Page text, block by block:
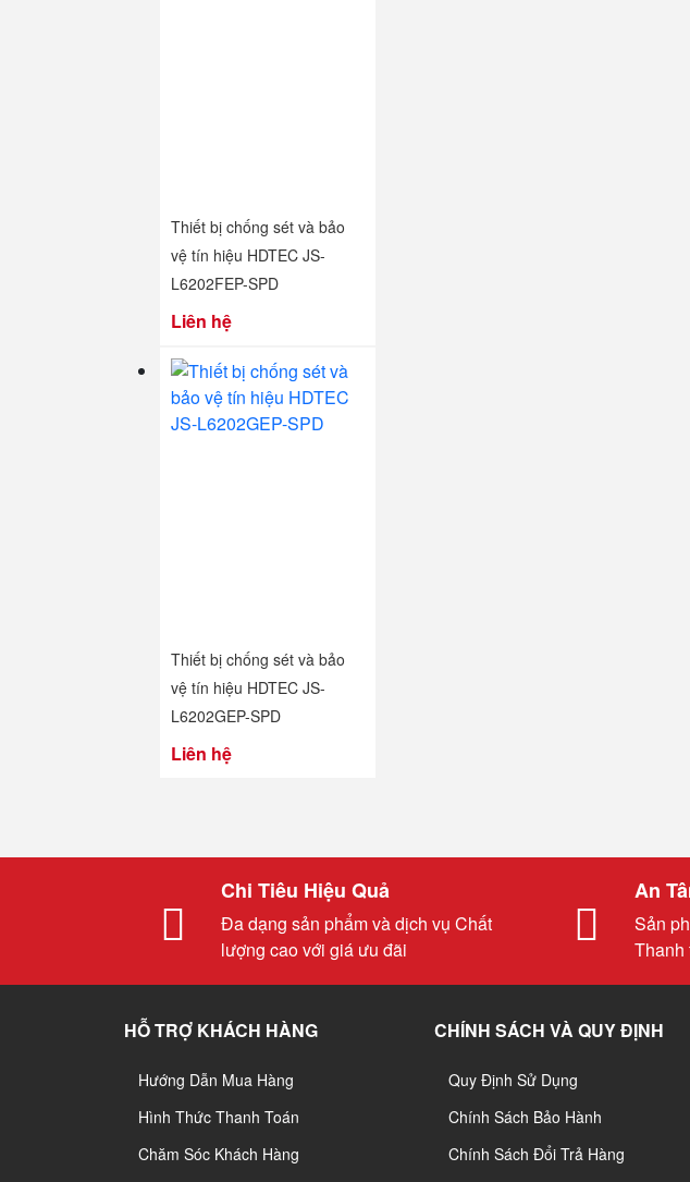
Thiết bị chống sét và bảo
vệ tín hiệu HDTEC JS-
L6202FEP-SPD
Liên hệ
Thiết bị chống sét và bảo
vệ tín hiệu HDTEC JS-
L6202GEP-SPD
Liên hệ
Chi Tiêu Hiệu Quả
Đa dạng sản phẩm và dịch vụ Chất
lượng cao với giá ưu đãi
An
Sản
Thanh
HỖ TRỢ KHÁCH HÀNG
Hướng Dẫn Mua Hàng
Hình Thức Thanh Toán
Chăm Sóc Khách Hàng
CHÍNH SÁCH VÀ QUY ĐỊNH
Quy Định Sử Dụng
Chính Sách Bảo Hành
Chính Sách Đổi Trả Hàng